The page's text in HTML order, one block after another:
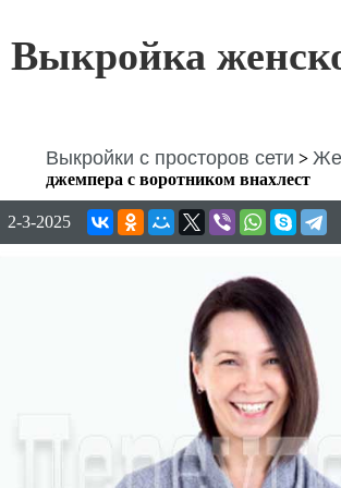
Выкройка
Выкройки с просторов сети >
джемпера с воротником внахлест
2-3-2025